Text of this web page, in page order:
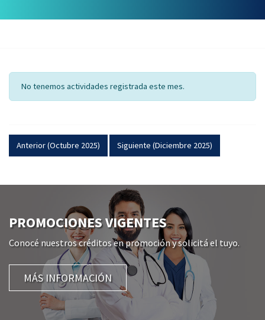
No tenemos actividades registrada este mes.
Anterior (Octubre 2025) Siguiente (Diciembre 2025)
PROMOCIONES VIGENTES
Conocé nuestros créditos en promoción y solicitá el tuyo.
MÁS INFORMACIÓN